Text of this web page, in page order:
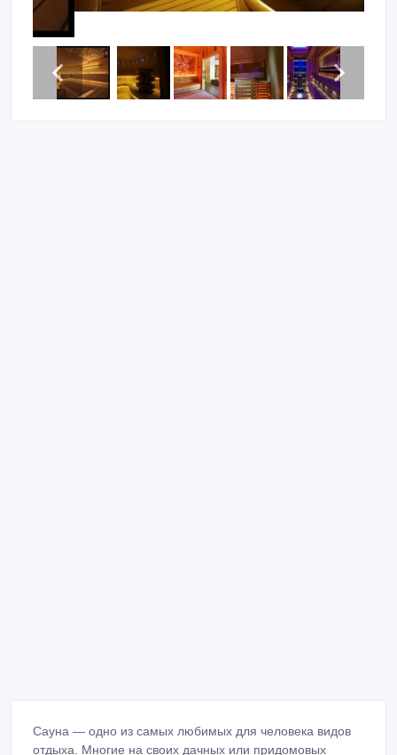
отдыха. Многие на своих дачных или придомовых
участках построили или строят баню. В процессе